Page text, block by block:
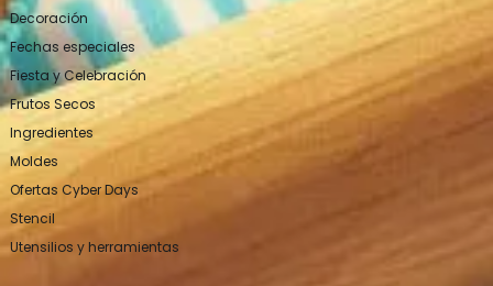
Decoración
Fechas especiales
Fiesta y Celebración
Frutos Secos
Ingredientes
Moldes
Ofertas Cyber Days
Stencil
Utensilios y herramientas